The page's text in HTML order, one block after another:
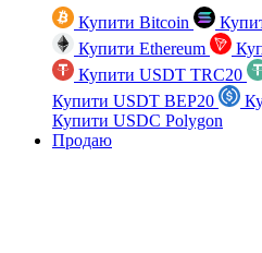
Купити Bitcoin
Купити Ethereum
Купити USDT TRC20
Купити USDT BEP20
Купити USDC Polygon
Продаю